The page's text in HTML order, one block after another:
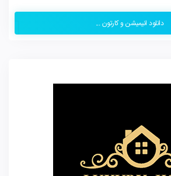
دانلود انیمیشن و کارتون ...